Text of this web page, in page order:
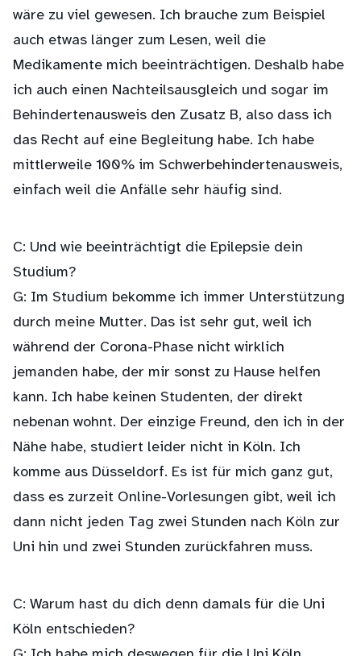
wäre zu viel gewesen. Ich brauche zum Beispiel
auch etwas länger zum Lesen, weil die
Medikamente mich beeinträchtigen. Deshalb habe
ich auch einen Nachteilsausgleich und sogar im
Behindertenausweis den Zusatz B, also dass ich
das Recht auf eine Begleitung habe. Ich habe
mittlerweile 100% im Schwerbehindertenausweis,
einfach weil die Anfälle sehr häufig sind.
C: Und wie beeinträchtigt die Epilepsie dein
Studium?
G: Im Studium bekomme ich immer Unterstützung
durch meine Mutter. Das ist sehr gut, weil ich
während der Corona-Phase nicht wirklich
jemanden habe, der mir sonst zu Hause helfen
kann. Ich habe keinen Studenten, der direkt
nebenan wohnt. Der einzige Freund, den ich in der
Nähe habe, studiert leider nicht in Köln. Ich
komme aus Düsseldorf. Es ist für mich ganz gut,
dass es zurzeit Online-Vorlesungen gibt, weil ich
dann nicht jeden Tag zwei Stunden nach Köln zur
Uni hin und zwei Stunden zurückfahren muss.
C: Warum hast du dich denn damals für die Uni
Köln entschieden?